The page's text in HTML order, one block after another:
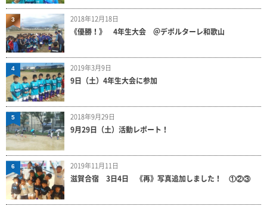
2018年12月18日
《優勝！》 4年生大会 ＠デポルターレ和歌山
3
2019年3月9日
9日（土）4年生大会に参加
4
2018年9月29日
9月29日（土）活動レポート！
5
2019年11月11日
滋賀合宿 3日4日 《再》写真追加しました！ ①②③
6